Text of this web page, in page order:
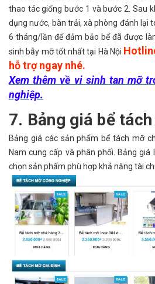
thao tác giống bước 1 và bước 2. Sau
dụng nước, bàn trải, xà phòng đánh lại
6 tháng/lần để đảm bảo bể đã được
sinh bẫy mỡ tốt nhất tại Hà Nội
hỗ trợ ngay nhé.
Xem thêm về vi sinh tan mỡ
nghiệp.
7. Bảng giá bể
Bảng giá các sản phẩm bể tách mỡ
Nam cung cấp và phân phối. Bảng
chọn sản phẩm phù hợp khả năng tài